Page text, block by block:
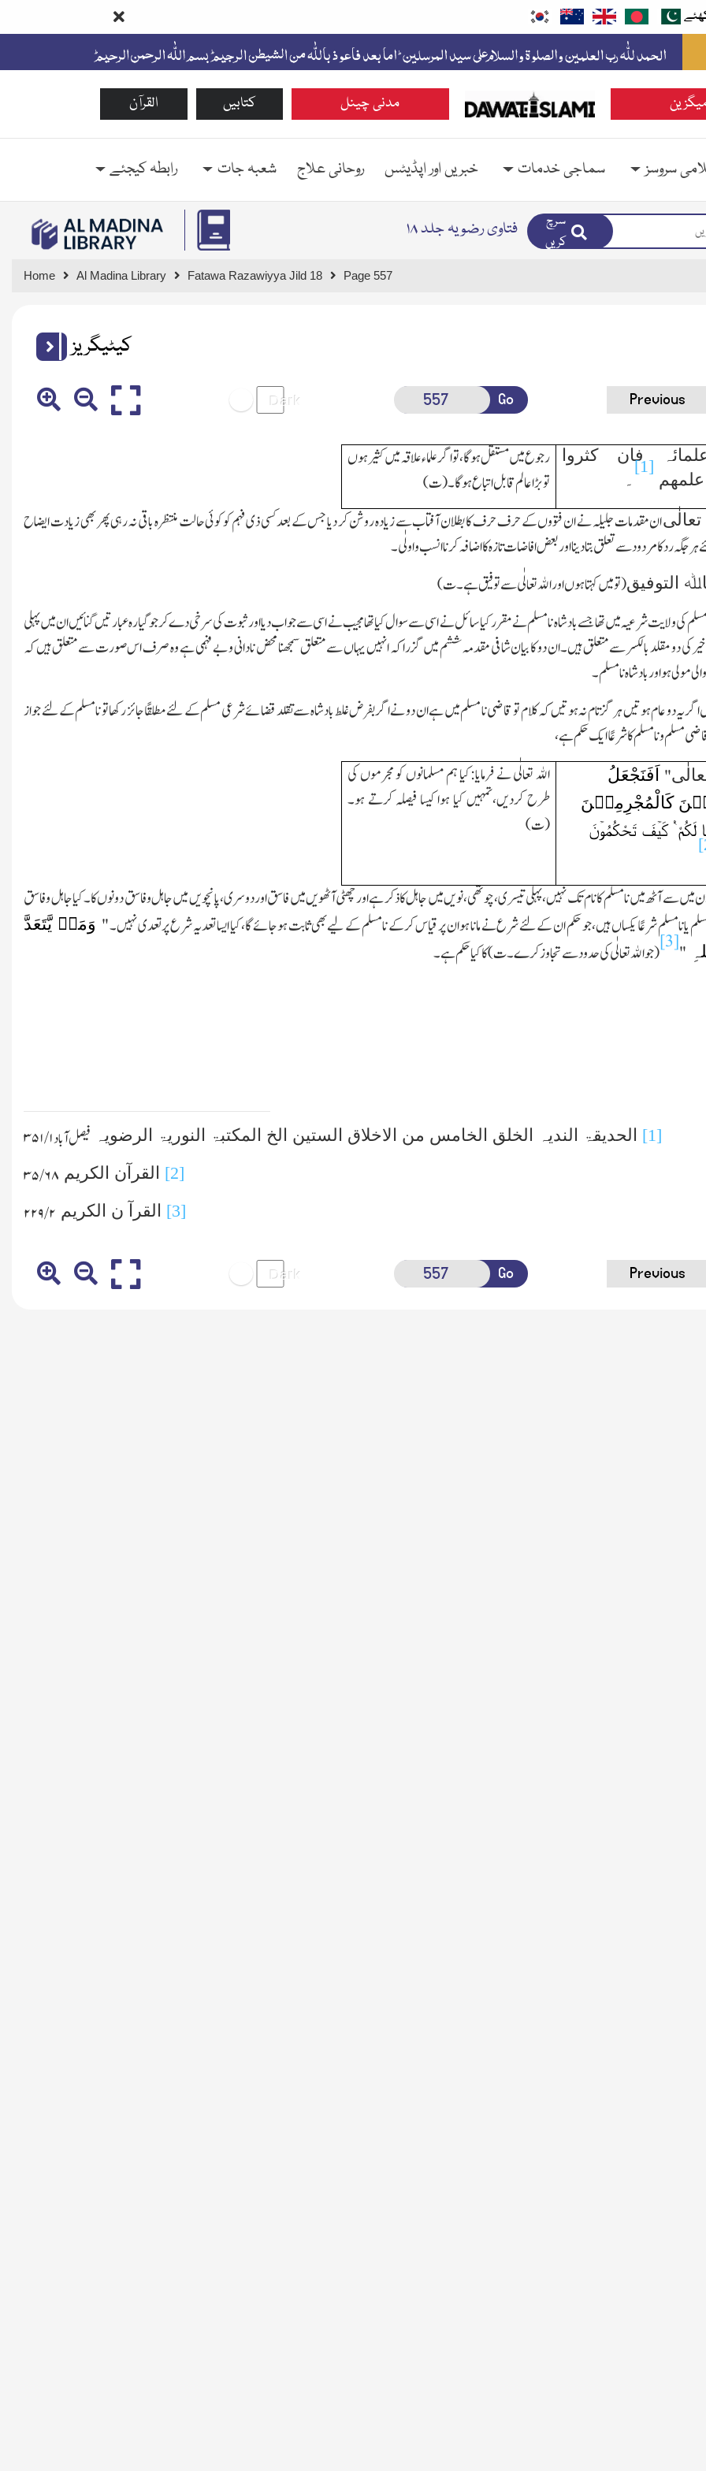
القرآن کتابیں مدنی چینل
سروسز سماجی خدمات خبریں اور اپڈیٹس روحانی علاج شعبہ جات رابطہ کیجئے
فتاوی رضویہ جلد ۱۸
سرچ
کریں
Home Al Madina Library Fatawa Razawiyya Jild 18 Page 557
کیٹیگریز
Go Previous
فان کثروا
[1]
۔
رجوع میں مستقل ہوگا،تو اگر علماء علاقہ میں کثیر ہوں
تو بڑا عالم قابل اتباع ہوگا۔(ت)
ان مقدمات جلیلہ نے ان فتووں کے حرف حرف کا بطلان آفتاب سے زیادہ روشن کر دیا جس کے بعد کسی ذی فہم کو کوئی حالت منتظرہ باقی نہ رہی پھر بھی زیادت ایضاح
جگہ رد کا مردود سے تعلق بتادینا اور بعض افاضات تازہ کا اضافہ کرنا انسب واولٰی۔
التوفیق(تومیں کہتا ہوں اور اﷲ تعالٰی سے توفیق ہے۔ت)
کی ولایت شرعیہ میں تھا جسے بادشاہ نامسلم نے مقرر کیا سائل نے اسی سے سوال کیا تھا مجیب نے اسی سے جواب دیا اور ثبوت کی سرخی دے کر جو گیارہ عبارتیں گنائیں ان میں پہلی
اخیر کی دو مقلد بالکسر سے متعلق ہیں۔ان دو کا بیان شافی مقدمہ ششم میں گزرا کہ انہیں یہاں سے متعلق سمجھنا محض نادانی و بے فہمی ہے وہ صرف اس صورت سے متعلق ہیں کہ
مولی ہو اور بادشاہ نامسلم۔
یہ دو عام ہوتیں ہر گز تام نہ ہوتیں کہ کلام تو قاضی نا مسلم میں ہے ان دو نے اگر بفرض غلط بادشاہ سے تقلد قضائے شرعی مسلم کے لئے مطلقًا جائز رکھا تو نامسلم کےلئے جواز
مسلم و نامسلم کا شرعًا ایك حکم ہے،
" اَفَنَجْعَلُ
کَالْمُجْرِمِیۡنَ
لَکُمْ ٝ کَیۡفَ تَحْکُمُوۡنَ
اﷲ تعالٰی نے فرمایا:کیا ہم مسلمانوں کو مجرموں کی
طرح کردیں،تمہیں کیا ہوا کیسا فیصلہ کرتے ہو۔
(ت)
میں سے آٹھ میں نامسلم کا نام تك نہیں،پہلی تیسری،چوتھی،نویں میں جاہل کا ذکر ہے اور چھٹی آٹھویں میں فاسق اور دوسری،پانچویں میں جاہل وفاسق دونوں کا۔کیا جاہل و فاسق
یا نامسلم شرعًا یکساں ہیں،جو حکم ان کےلئے شرع نے مانا ہوان پر قیاس کرکے نامسلم کے لیے بھی ثابت ہوجائے گا،کیا ایسا تعدیہ شرع پر تعدی نہیں۔" وَمَنۡ یَّتَعَدَّ
"
[3](جو اﷲ تعالٰی کی حدودسے تجاوز کرے۔ت)کا کیاحکم ہے۔
[1] الحدیقۃ الندیہ الخلق الخامس من الاخلاق الستین الخ المکتبۃ النوریۃ الرضویہ فیصل آباد۱/ ۳۵۱
[2] القرآن الکریم ۶۸/ ۳۵
[3] القرآ ن الکریم ۲ /۲۲۹
Go Previous